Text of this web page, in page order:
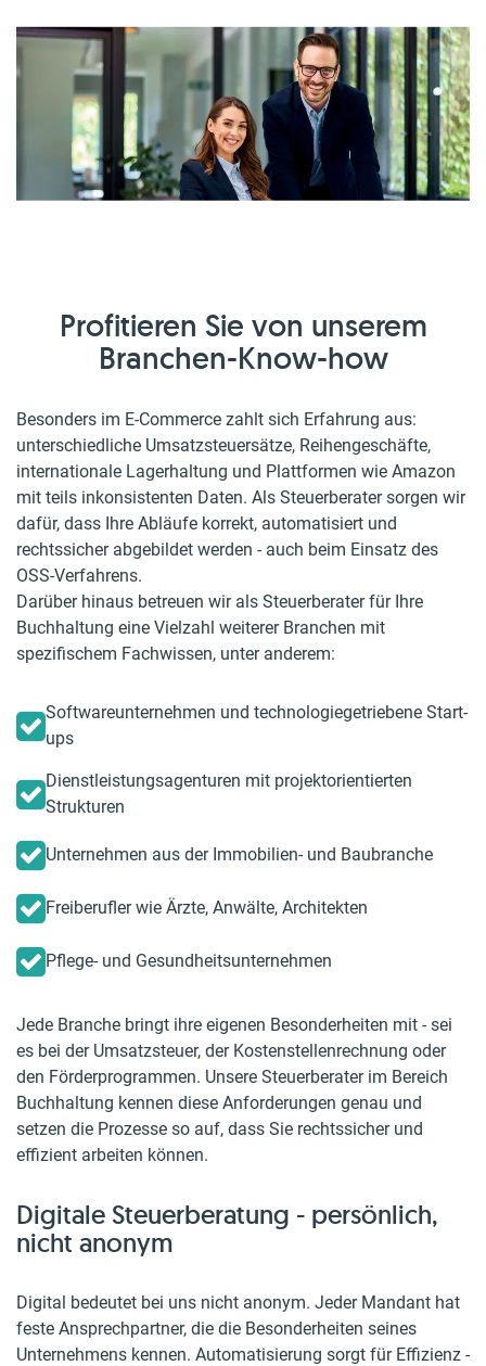
Profitieren Sie von unserem
Branchen-Know-how
Besonders im E-Commerce zahlt sich Erfahrung aus:
unterschiedliche Umsatzsteuersätze, Reihengeschäfte,
internationale Lagerhaltung und Plattformen wie Amazon
mit teils inkonsistenten Daten. Als Steuerberater sorgen wir
dafür, dass Ihre Abläufe korrekt, automatisiert und
rechtssicher abgebildet werden - auch beim Einsatz des
OSS-Verfahrens.
Darüber hinaus betreuen wir als Steuerberater für Ihre
Buchhaltung eine Vielzahl weiterer Branchen mit
spezifischem Fachwissen, unter anderem:
Softwareunternehmen und technologiegetriebene Start-
ups
Dienstleistungsagenturen mit projektorientierten
Strukturen
Unternehmen aus der Immobilien- und Baubranche
Freiberufler wie Ärzte, Anwälte, Architekten
Pflege- und Gesundheitsunternehmen
Jede Branche bringt ihre eigenen Besonderheiten mit - sei
es bei der Umsatzsteuer, der Kostenstellenrechnung oder
den Förderprogrammen. Unsere Steuerberater im Bereich
Buchhaltung kennen diese Anforderungen genau und
setzen die Prozesse so auf, dass Sie rechtssicher und
effizient arbeiten können.
Digitale Steuerberatung - persönlich,
nicht anonym
Digital bedeutet bei uns nicht anonym. Jeder Mandant hat
feste Ansprechpartner, die die Besonderheiten seines
Unternehmens kennen. Automatisierung sorgt für Effizienz -